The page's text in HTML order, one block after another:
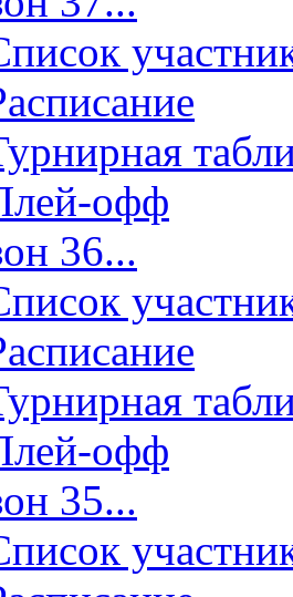
офф
36...
офф
35...